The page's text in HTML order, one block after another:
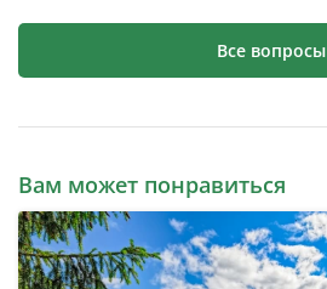
Все вопросы
Вам может понравиться